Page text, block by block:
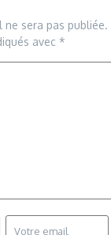
ne sera pas publiée.
avec *